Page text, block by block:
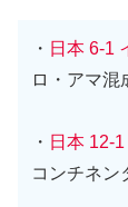
・ 日本 6-1
ロ・アマ混
・ 日本 12-
コンチネ